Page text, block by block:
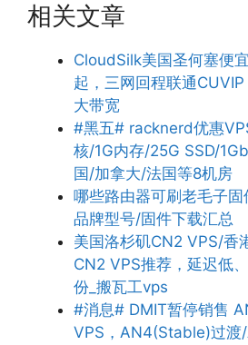
相关文章
CloudSilk美国圣何塞便
起，三网回程联通
大带宽
#黑五# racknerd优惠
核/1G内存/25G SSD/
国/加拿大/法国等8机房
哪些路由器可刷老毛子
品牌型号/固件下载汇总
美国洛杉矶CN2 VPS/香
CN2 VPS推荐，延迟低
份_搬瓦工vps
#消息# DMIT暂停销售
VPS，AN4(Stable)过渡